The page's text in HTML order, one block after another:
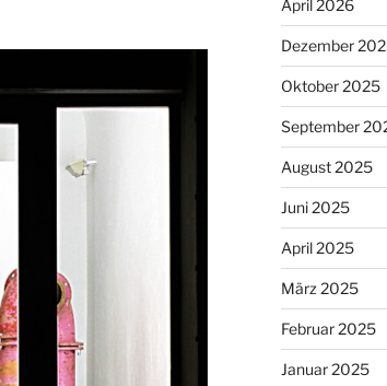
April 2026
Dezember
Oktober 2025
September
August 2025
Juni 2025
April 2025
März 2025
Februar 2025
Januar 2025